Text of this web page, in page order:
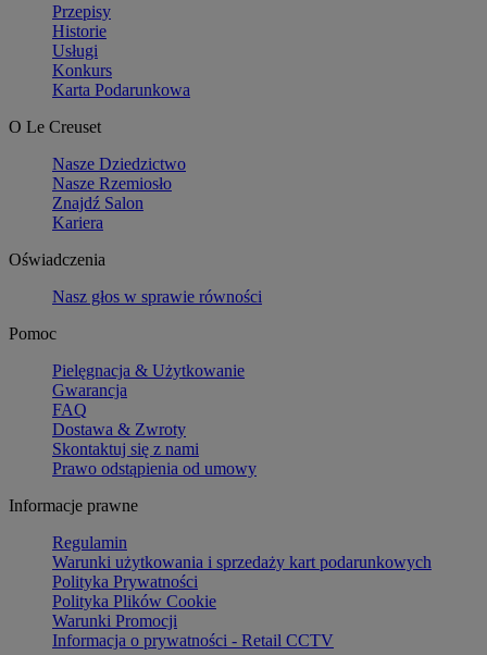
Przepisy
Historie
Usługi
Konkurs
Karta Podarunkowa
O Le Creuset
Nasze Dziedzictwo
Nasze Rzemiosło
Znajdź Salon
Kariera
Oświadczenia
Nasz głos w sprawie równości
Pomoc
Pielęgnacja & Użytkowanie
Gwarancja
FAQ
Dostawa & Zwroty
Skontaktuj się z nami
Prawo odstąpienia od umowy
Informacje prawne
Regulamin
Warunki użytkowania i sprzedaży kart podarunkowych
Polityka Prywatności
Polityka Plików Cookie
Warunki Promocji
Informacja o prywatności - Retail CCTV